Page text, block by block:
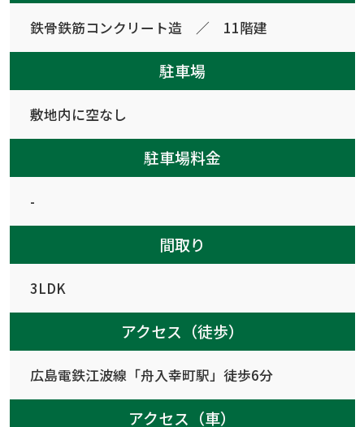
鉄骨鉄筋コンクリート造 ／ 11階建
駐車場
敷地内に空なし
駐車場料金
-
間取り
3LDK
アクセス（徒歩）
広島電鉄江波線「舟入幸町駅」徒歩6分
アクセス（車）